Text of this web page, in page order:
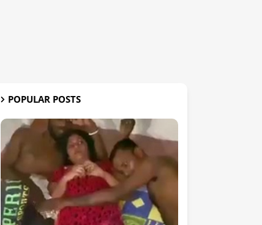
POPULAR POSTS